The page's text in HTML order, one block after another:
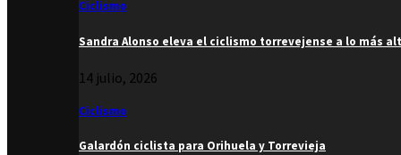
Ciclismo
Sandra Alonso eleva el ciclismo torrevejense a lo más
14 julio, 2026
Ciclismo
Galardón ciclista para Orihuela y Torrevieja